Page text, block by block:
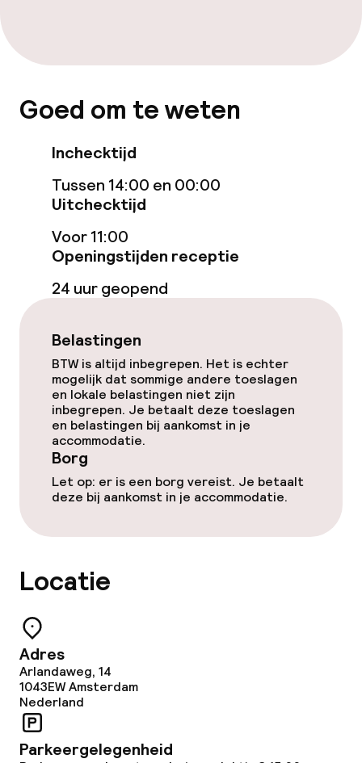
geoptimaliseerde kamers beschikbaar
Zwemmen & wellness
Fitnessruimte / gym
Entertainment
Betaalde wifi
TV lounge
Game-kamer
Eet- en drinkgelegenheden
Bar
Dieetopties
Goed om te weten
Inchecktijd
Tussen 14:00 en 00:00
Uitchecktijd
Voor 11:00
Openingstijden receptie
24 uur geopend
Belastingen
BTW is altijd inbegrepen. Het is echter
mogelijk dat sommige andere toeslagen
en lokale belastingen niet zijn
inbegrepen. Je betaalt deze toeslagen
en belastingen bij aankomst in je
accommodatie.
Borg
Let op: er is een borg vereist. Je betaalt
deze bij aankomst in je accommodatie.
Locatie
Adres
Arlandaweg, 14
1043EWAmsterdam
Nederland
Parkeergelegenheid